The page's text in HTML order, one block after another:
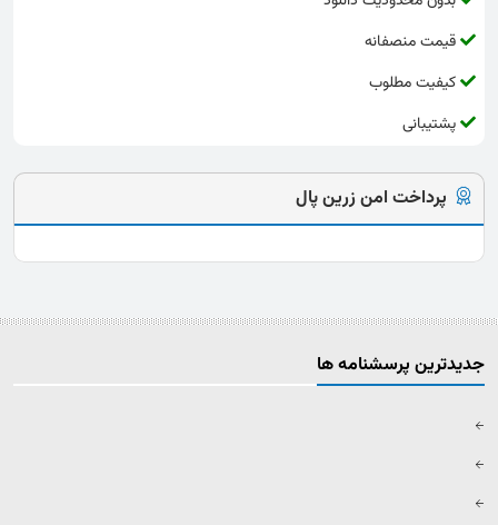
قیمت منصفانه
کیفیت مطلوب
پشتیبانی
پرداخت امن زرین پال
جدیدترین پرسشنامه ها